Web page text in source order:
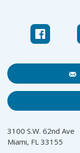
3100 S.W. 62nd Ave
Miami, FL 33155